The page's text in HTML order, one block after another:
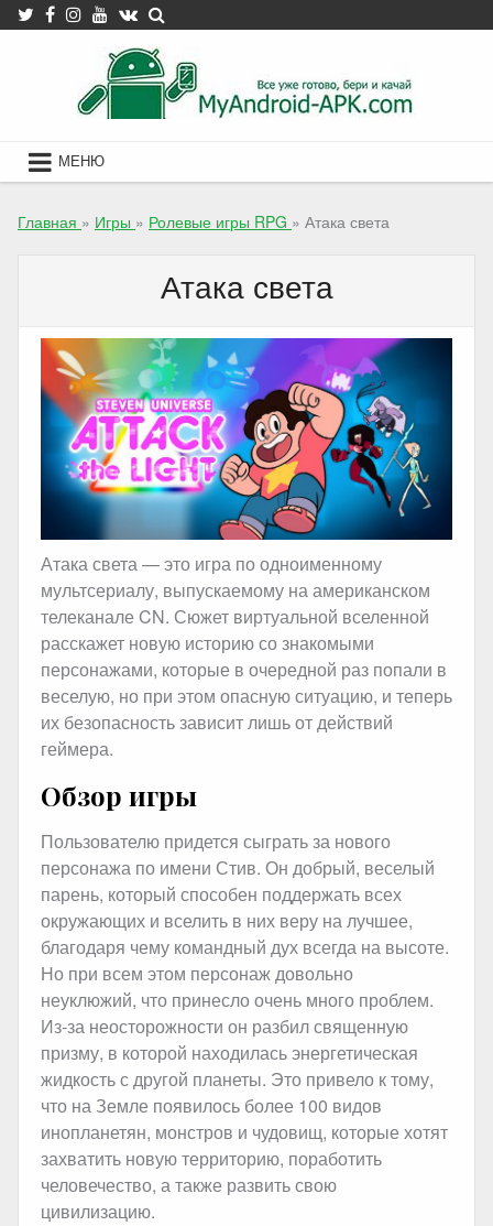
Skip
to
МЕНЮ
Главная » Игры » Ролевые игры RPG » Атака света
Атака света
Атака света — это игра по одноименному
мультсериалу, выпускаемому на американском
телеканале CN. Сюжет виртуальной вселенной
расскажет новую историю со знакомыми
персонажами, которые в очередной раз попали в
веселую, но при этом опасную ситуацию, и теперь
их безопасность зависит лишь от действий
геймера.
Обзор игры
Пользователю придется сыграть за нового
персонажа по имени Стив. Он добрый, веселый
парень, который способен поддержать всех
окружающих и вселить в них веру на лучшее,
благодаря чему командный дух всегда на высоте.
Но при всем этом персонаж довольно
неуклюжий, что принесло очень много проблем.
Из-за неосторожности он разбил священную
призму, в которой находилась энергетическая
жидкость с другой планеты. Это привело к тому,
что на Земле появилось более 100 видов
инопланетян, монстров и чудовищ, которые хотят
захватить новую территорию, поработить
человечество, а также развить свою
цивилизацию.